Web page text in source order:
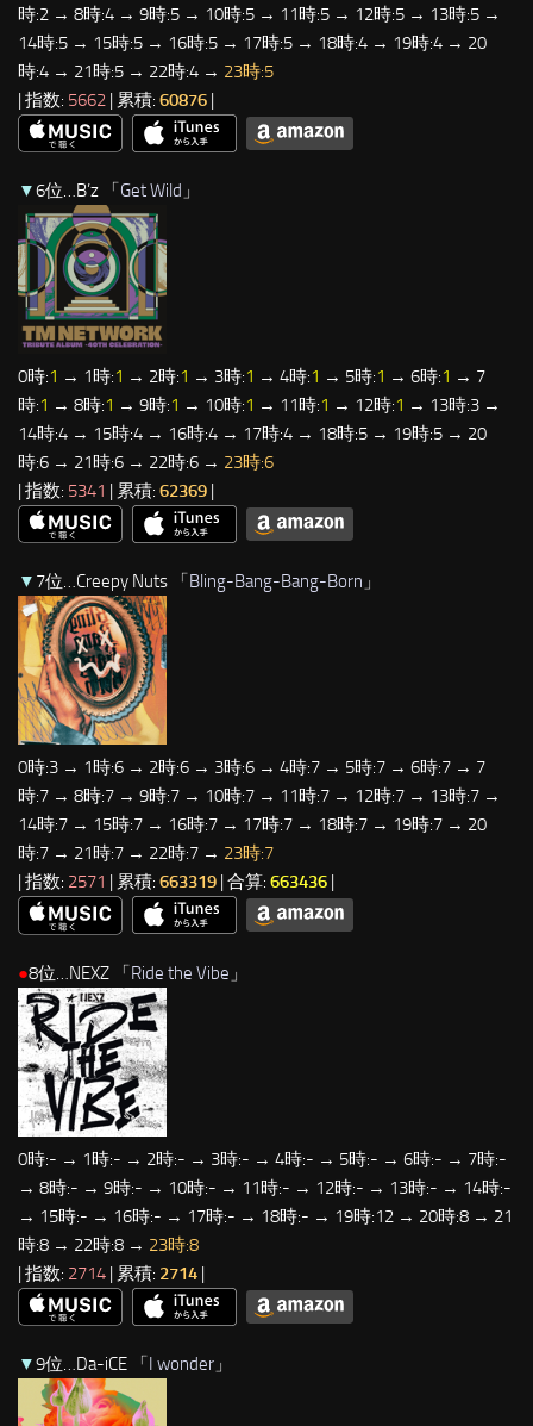
時:2 → 8時:4 → 9時:5 → 10時:5 → 11時:5 → 12時:5 → 13時:5 →
14時:5 → 15時:5 → 16時:5 → 17時:5 → 18時:4 → 19時:4 → 20
時:4 → 21時:5 → 22時:4 → 23時:5
| 指数: 5662 | 累積: 60876 |
▼6位…B’z 「Get Wild 」
0時:1 → 1時:1 → 2時:1 → 3時:1 → 4時:1 → 5時:1 → 6時:1 → 7
時:1 → 8時:1 → 9時:1 → 10時:1 → 11時:1 → 12時:1 → 13時:3 →
14時:4 → 15時:4 → 16時:4 → 17時:4 → 18時:5 → 19時:5 → 20
時:6 → 21時:6 → 22時:6 → 23時:6
| 指数: 5341 | 累積: 62369 |
▼ 7位…Creepy Nuts 「 Bling-Bang-Bang-Born 」
0時:3 → 1時:6 → 2時:6 → 3時:6 → 4時:7 → 5時:7 → 6時:7 → 7
時:7 → 8時:7 → 9時:7 → 10時:7 → 11時:7 → 12時:7 → 13時:7 →
14時:7 → 15時:7 → 16時:7 → 17時:7 → 18時:7 → 19時:7 → 20
時:7 → 21時:7 → 22時:7 → 23時:7
| 指数: 2571 | 累積: 663319 | 合算: 663436
●8位…NEXZ 「Ride the Vibe 」
0時:- → 1時:- → 2時:- → 3時:- → 4時:- → 5時:- → 6時:- → 7時:-
→ 8時:- → 9時:- → 10時:- → 11時:- → 12時:- → 13時:- → 14時:-
→ 15時:- → 16時:- → 17時:- → 18時:- → 19時:12 → 20時:8 → 21
時:8 → 22時:8 → 23時:8
| 指数: 2714 | 累積: 2714 |
▼9位…Da-iCE 「I wonder 」